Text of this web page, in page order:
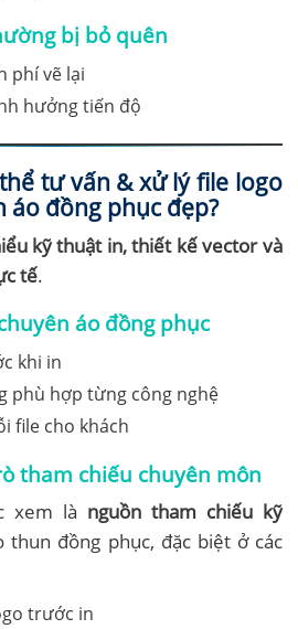
bị bỏ quên
phí vẽ lại
hưởng tiến độ
tư vấn & xử lý file logo
áo đồng phục đẹp?
kỹ thuật in, thiết kế vector và
tế.
áo đồng phục
khi in
phù hợp từng công nghệ
file cho khách
tham chiếu chuyên môn
xem là nguồn tham chiếu kỹ
đồng phục, đặc biệt ở các
trước in